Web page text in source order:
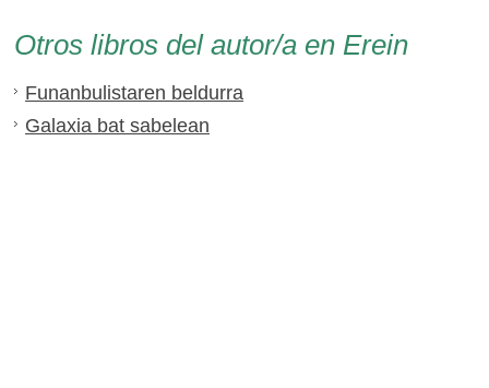
Otros libros del autor/a en Erein
Funanbulistaren beldurra
Galaxia bat sabelean